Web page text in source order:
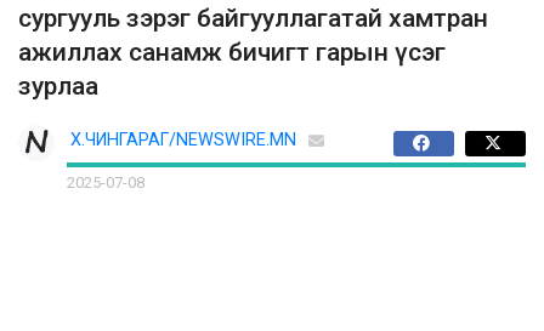
сургууль зэрэг байгууллагатай хамтран
ажиллах санамж бичигт гарын үсэг
зурлаа
Х.ЧИНГАРАГ/NEWSWIRE.MN
2025-07-08